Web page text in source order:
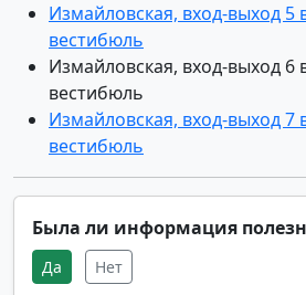
Измайловская, вход-выход 5
вестибюль
Измайловская, вход-выход 6
вестибюль
Измайловская, вход-выход 7
вестибюль
Была ли информация
Да Нет